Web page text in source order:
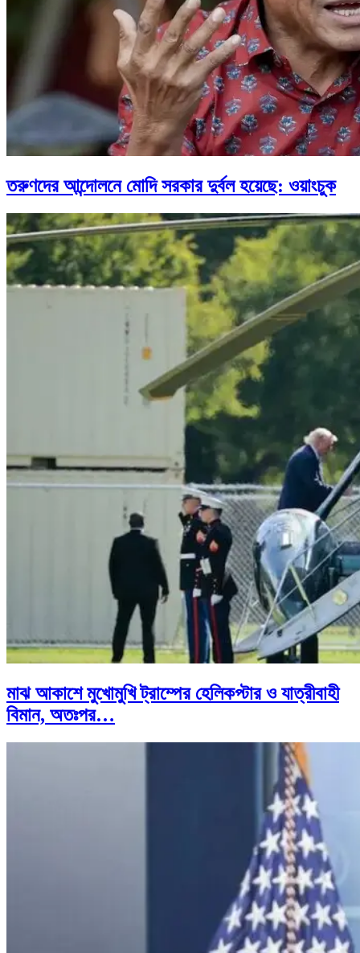
তরুণদের আন্দোলনে মোদি সরকার দুর্বল হয়েছে: ওয়াংচুক
মাঝ আকাশে মুখোমুখি ট্রাম্পের হেলিকপ্টার ও যাত্রীবাহী
বিমান, অতঃপর…